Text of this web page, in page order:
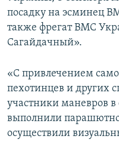
посадку на эсминец
также фрегат ВМС
Сагайдачный».
«С привлечением
пехотинцев и других
участники маневров
выполнили
осуществили